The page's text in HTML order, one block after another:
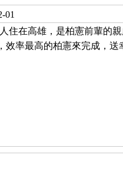
01
住在高雄，是柏憲前輩的
效率最高的柏憲來完成，送